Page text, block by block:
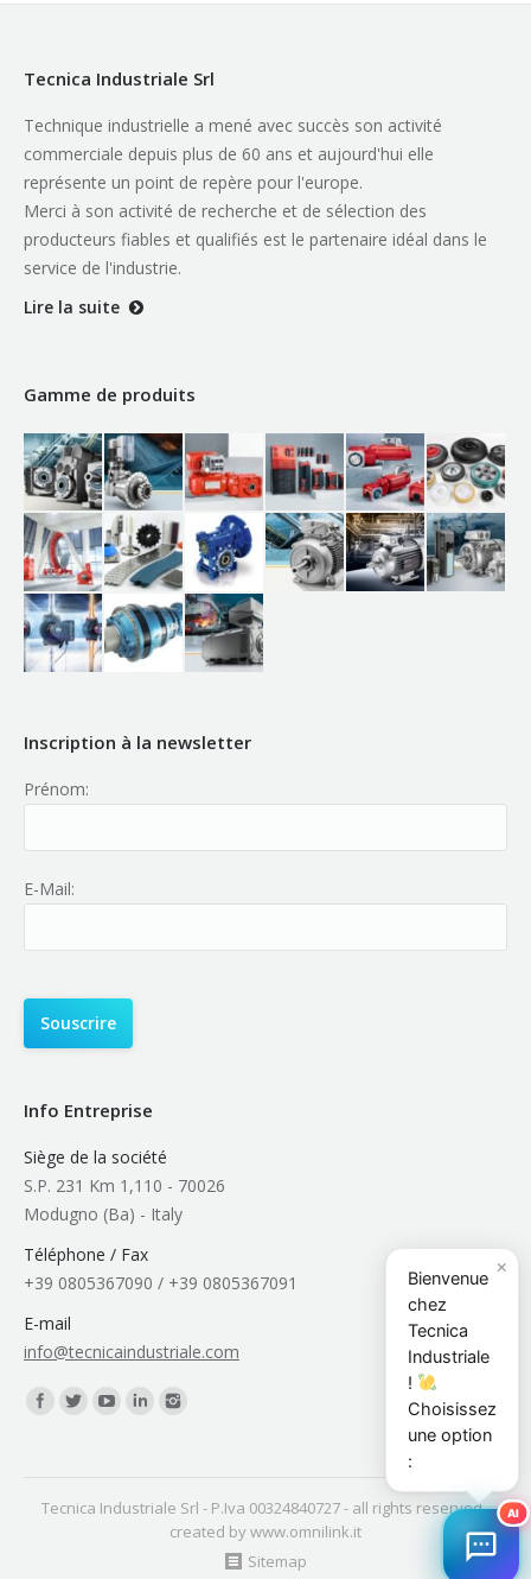
Tecnica Industriale Srl
Technique industrielle a mené avec succès son activité
commerciale depuis plus de 60 ans et aujourd'hui elle
représente un point de repère pour l'europe.
Merci à son activité de recherche et de sélection des
producteurs fiables et qualifiés est le partenaire idéal dans le
service de l'industrie.
Lire la suite
Gamme de produits
Inscription à la newsletter
Prénom:
E-Mail:
Info Entreprise
Siège de la société
S.P. 231 Km 1,110 - 70026
Modugno (Ba) - Italy
Téléphone / Fax
+39 0805367090 / +39 0805367091
E-mail
info@tecnicaindustriale.com
Trouvez nous sur :
Tecnica Industriale Srl - P.Iva 00324840727 - all rights reserved -
created bywww.omnilink.it
Sitemap
×
Bienvenue
chez
Tecnica
Industriale
!
Choisissez
une option
:
AI